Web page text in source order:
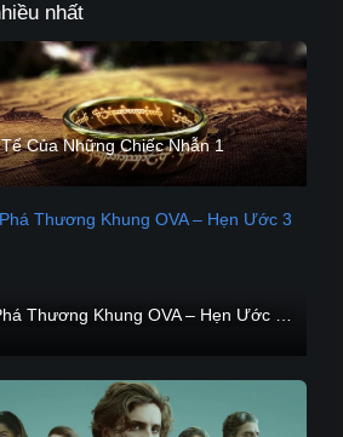
nhất
Của Những Chiếc Nhẫn 1